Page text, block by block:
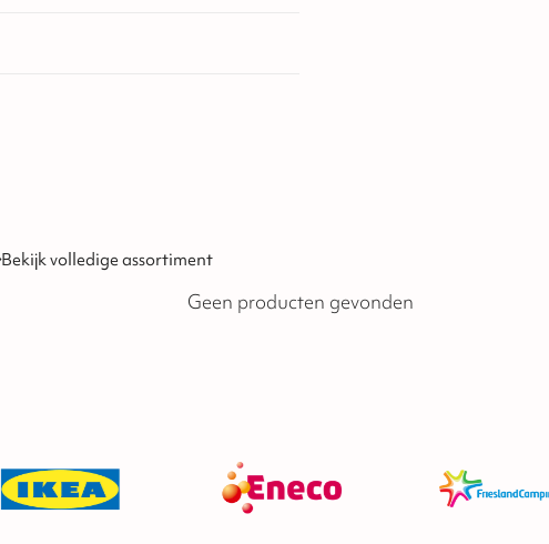
Bekijk volledige assortiment
Geen producten gevonden